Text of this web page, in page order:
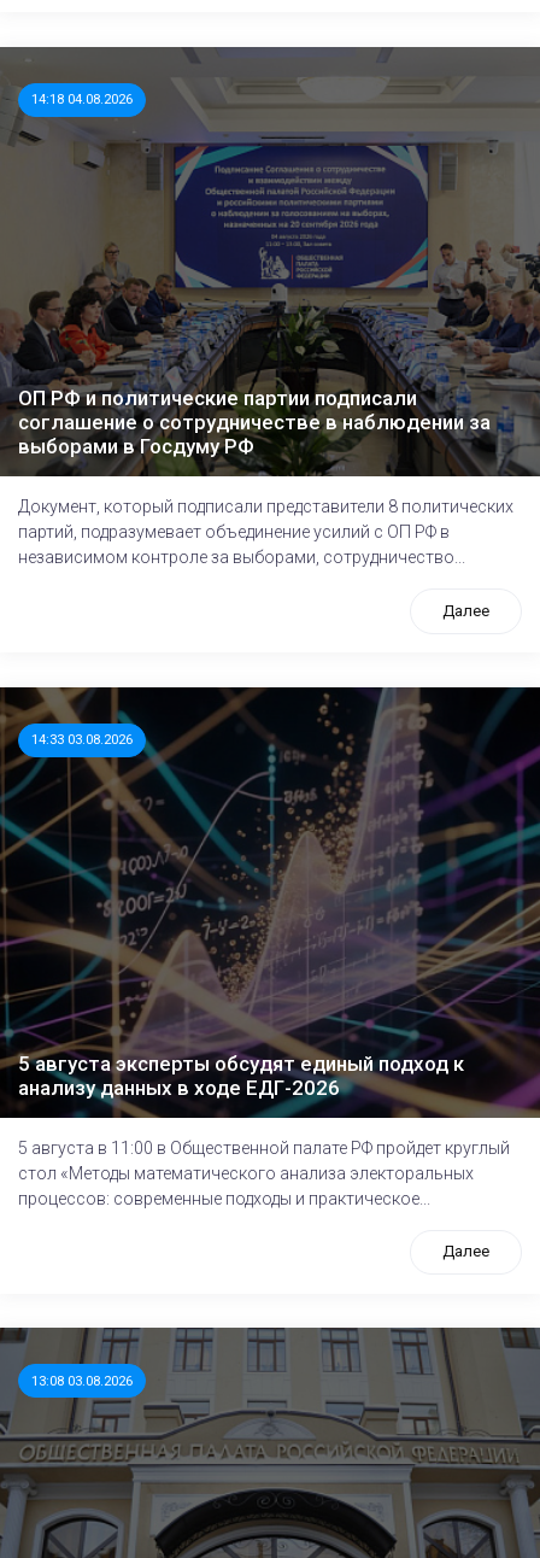
14:18 04.08.2026
ОП РФ и политические партии подписали
соглашение о сотрудничестве в наблюдении за
выборами в Госдуму РФ
Документ, который подписали представители 8 политических
партий, подразумевает объединение усилий с ОП РФ в
независимом контроле за выборами, сотрудничество...
Далее
14:33 03.08.2026
5 августа эксперты обсудят единый подход к
анализу данных в ходе ЕДГ-2026
5 августа в 11:00 в Общественной палате РФ пройдет круглый
стол «Методы математического анализа электоральных
процессов: современные подходы и практическое...
Далее
13:08 03.08.2026